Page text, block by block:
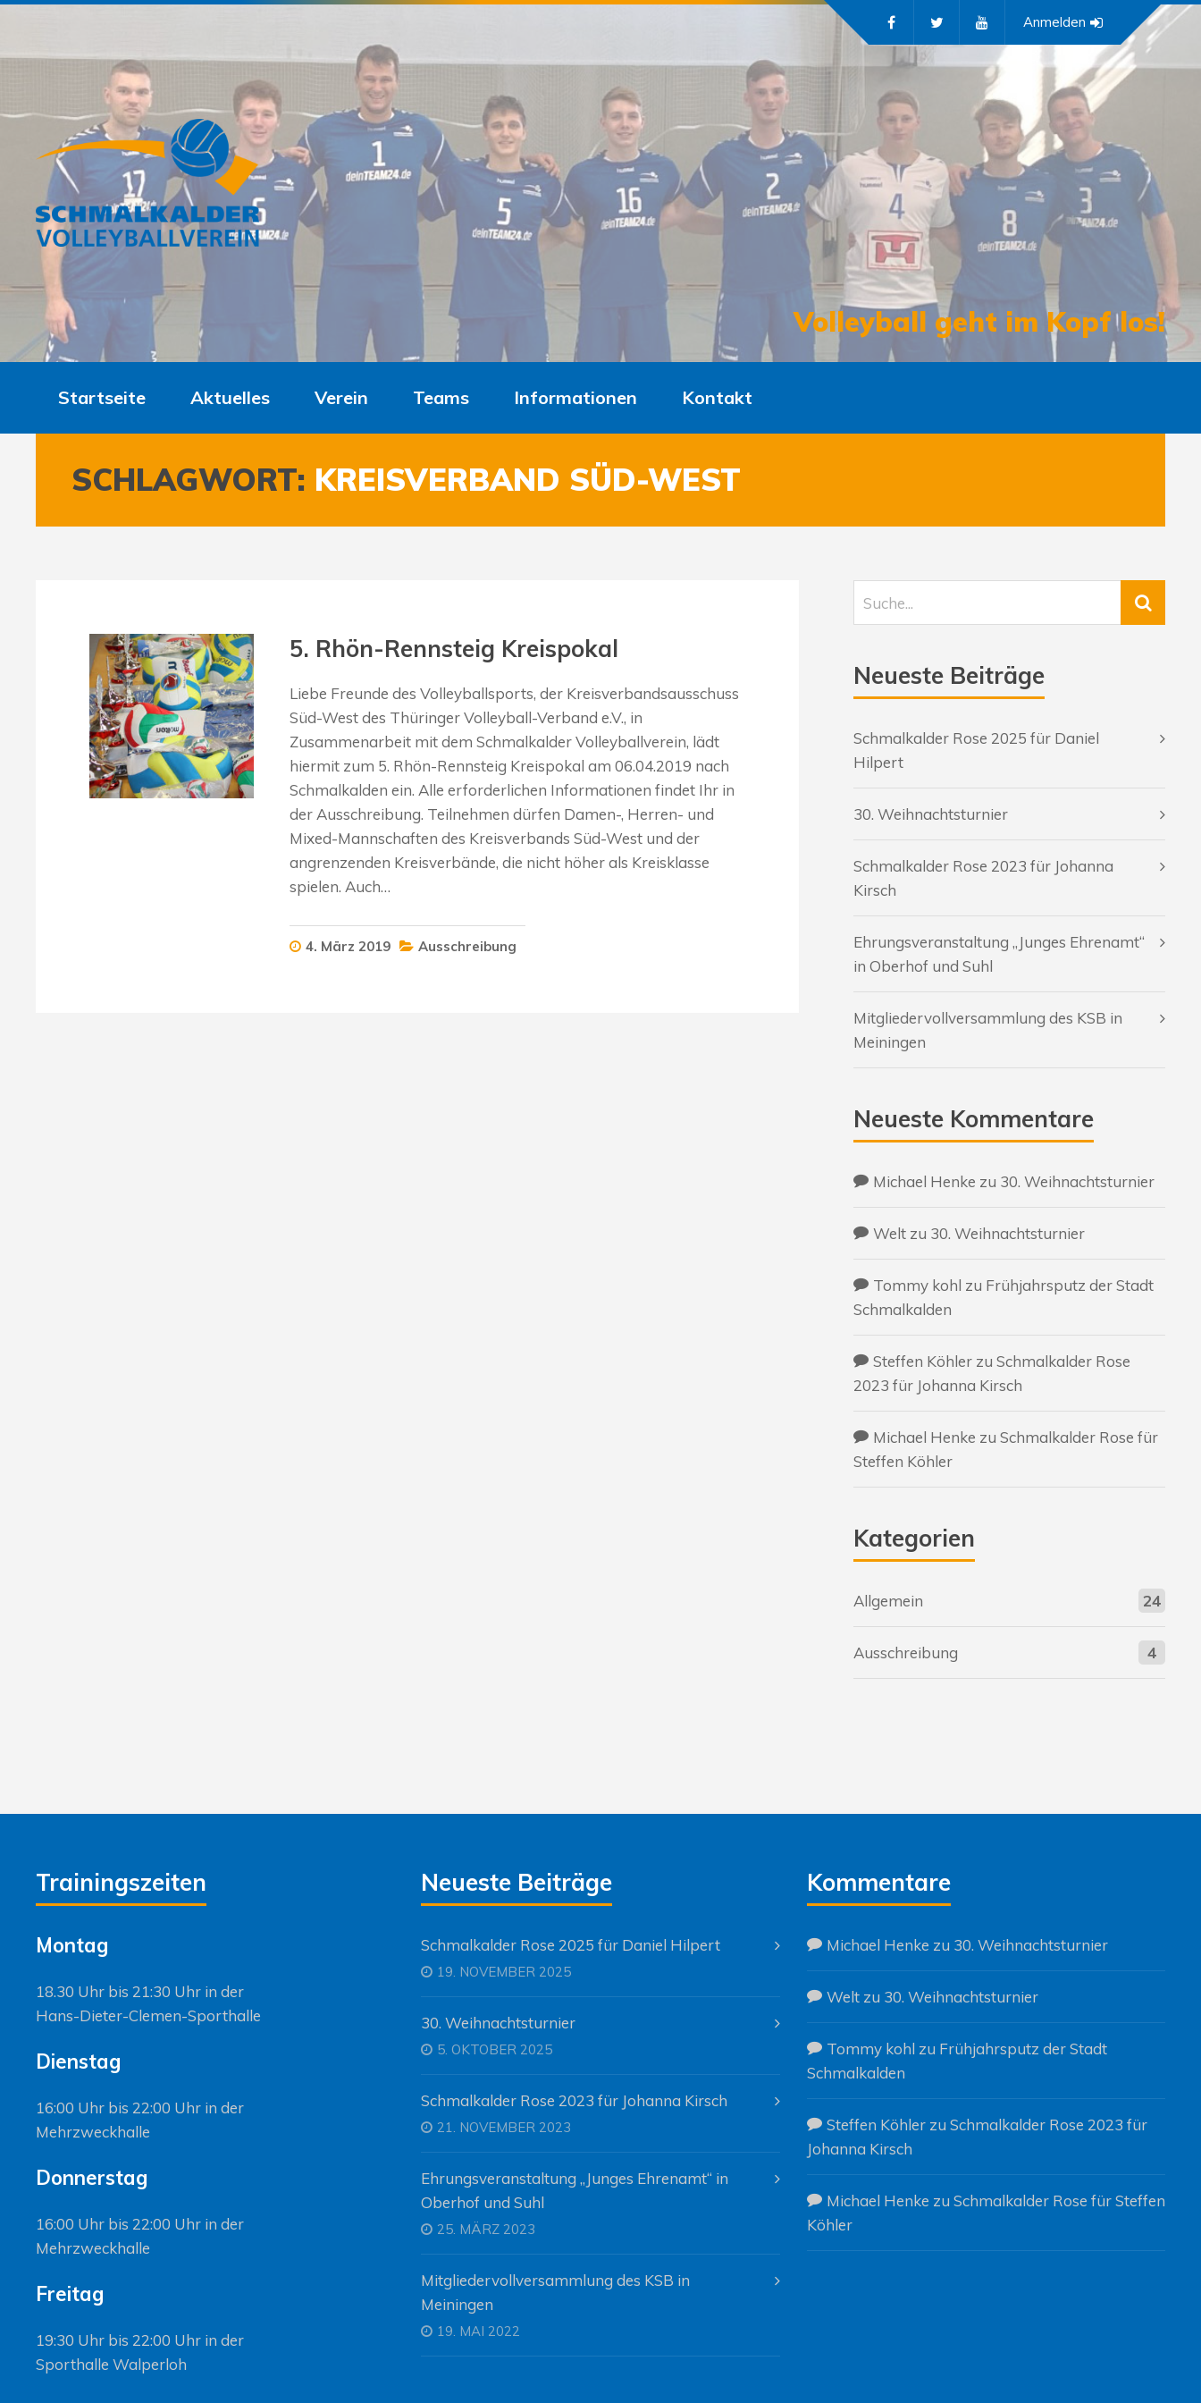
Volleyball geht im Kopf los!
Anmelden
Startseite Aktuelles Verein Teams Informationen Kontakt
SCHLAGWORT: KREISVERBAND SÜD-WEST
5. Rhön-Rennsteig Kreispokal
Liebe Freunde des Volleyballsports, der Kreisverbandsausschuss
Süd-West des Thüringer Volleyball-Verband e.V., in
Zusammenarbeit mit dem Schmalkalder Volleyballverein, lädt
hiermit zum 5. Rhön-Rennsteig Kreispokal am 06.04.2019 nach
Schmalkalden ein. Alle erforderlichen Informationen findet Ihr in
der Ausschreibung. Teilnehmen dürfen Damen-, Herren- und
Mixed-Mannschaften des Kreisverbands Süd-West und der
angrenzenden Kreisverbände, die nicht höher als Kreisklasse
spielen. Auch…
4. März 2019 Ausschreibung
Neueste Beiträge
Schmalkalder Rose 2025 für Daniel
Hilpert
30. Weihnachtsturnier
Schmalkalder Rose 2023 für Johanna
Kirsch
Ehrungsveranstaltung „Junges Ehrenamt“
in Oberhof und Suhl
Mitgliedervollversammlung des KSB in
Meiningen
Neueste Kommentare
Michael Henke zu 30. Weihnachtsturnier
Weltzu 30. Weihnachtsturnier
Tommy kohl zu Frühjahrsputz der Stadt
Schmalkalden
Steffen Köhlerzu Schmalkalder Rose
2023 für Johanna Kirsch
Michael Henke zu Schmalkalder Rose für
Steffen Köhler
Kategorien
Allgemein 24
Ausschreibung 4
Trainingszeiten
Montag
18.30 Uhr bis 21:30 Uhr in der
Hans-Dieter-Clemen-Sporthalle
Dienstag
16:00 Uhr bis 22:00 Uhr in der
Mehrzweckhalle
Donnerstag
16:00 Uhr bis 22:00 Uhr in der
Mehrzweckhalle
Freitag
19:30 Uhr bis 22:00 Uhr in der
Sporthalle Walperloh
Neueste Beiträge
Schmalkalder Rose 2025 für Daniel Hilpert
19. NOVEMBER 2025
30. Weihnachtsturnier
5. OKTOBER 2025
Schmalkalder Rose 2023 für Johanna Kirsch
21. NOVEMBER 2023
Ehrungsveranstaltung „Junges Ehrenamt“ in
Oberhof und Suhl
25. MÄRZ 2023
Mitgliedervollversammlung des KSB in
Meiningen
19. MAI 2022
Kommentare
Michael Henke zu 30. Weihnachtsturnier
Weltzu 30. Weihnachtsturnier
Tommy kohl zu Frühjahrsputz der Stadt
Schmalkalden
Steffen Köhlerzu Schmalkalder Rose 2023 für
Johanna Kirsch
Michael Henke zu Schmalkalder Rose für Steffen
Köhler